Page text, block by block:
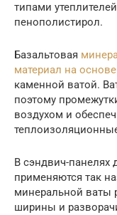
типами
пенополистирол.
Базальтовая
материал на основе
каменной ватой.
поэтому
воздухом и
В сэндвич-панелях
применяются так
минеральной ваты
ширины и